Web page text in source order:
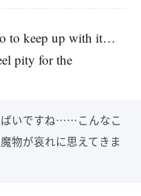
to keep up with it…
pity for the
ぱいですね……こんなこ
物が哀れに思えてきま